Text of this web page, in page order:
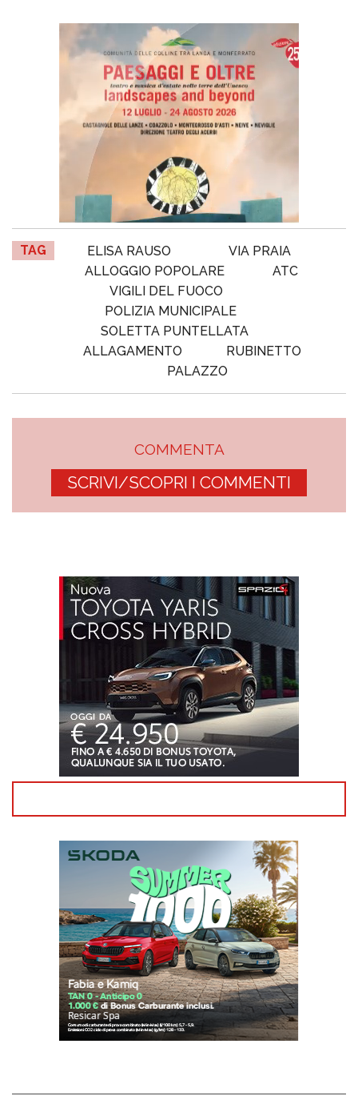
TAG ELISA RAUSO
VIA PRAIA
ALLOGGIO POPOLARE
ATC
VIGILI DEL FUOCO
POLIZIA MUNICIPALE
SOLETTA PUNTELLATA
ALLAGAMENTO
RUBINETTO
PALAZZO
COMMENTA
SCRIVI/SCOPRI I COMMENTI